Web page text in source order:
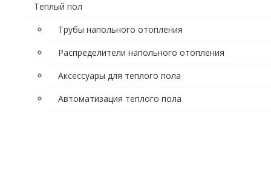
Tеплый пол
Трубы напольного отопления
Распределители напольного отопления
Аксессуары для теплого пола
Автоматизация теплого пола